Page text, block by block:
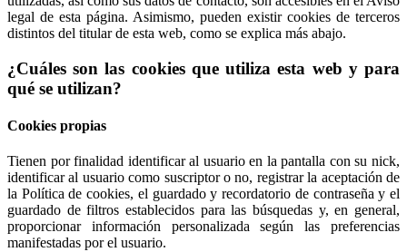
legal de esta página. Asimismo, pueden existir cookies de terceros
distintos del titular de esta web, como se explica más abajo.
¿Cuáles son las cookies que utiliza esta web y para
qué se utilizan?
Cookies propias
Tienen por finalidad identificar al usuario en la pantalla con su nick,
identificar al usuario como suscriptor o no, registrar la aceptación de
la Política de cookies, el guardado y recordatorio de contraseña y el
guardado de filtros establecidos para las búsquedas y, en general,
proporcionar información personalizada según las preferencias
manifestadas por el usuario.